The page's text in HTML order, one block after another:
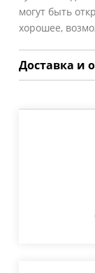
могут быть
хорошее,
Доставка и